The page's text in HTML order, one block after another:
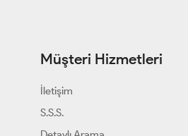
Müşteri Hizmetleri
İletişim
S.S.S.